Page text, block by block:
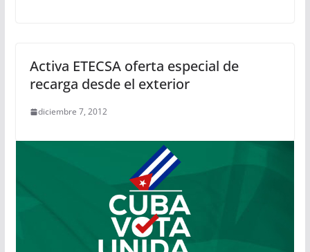
Activa ETECSA oferta especial de
recarga desde el exterior
diciembre 7, 2012